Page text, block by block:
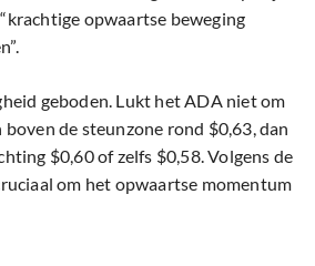
opwaartse beweging
geboden. Lukt het ADA niet om
de steunzone rond $0,63, dan
$0,60 of zelfs $0,58. Volgens de
om het opwaartse momentum